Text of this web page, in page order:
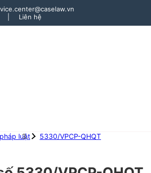
Liên hệ
luật 5330/VPCP-QHQT